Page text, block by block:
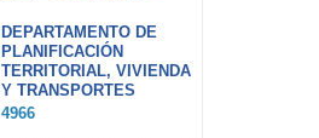
DEPARTAMENTO DE
PLANIFICACIÓN
TERRITORIAL, VIVIENDA
Y TRANSPORTES
4966